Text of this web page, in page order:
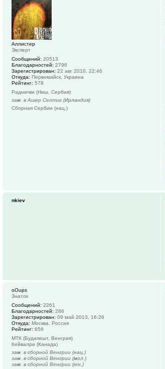
Аллистер
Эксперт
Сообщений: 20513
Благодарностей: 2796
Зарегистрирован: 22 авг 2010, 22:46
Откуда: Первомайск, Украина
Рейтинг: 578
Раднички (Ниш, Сербия)
зам. в Ашер Селтик (Ирландия)
Сборная Сербии (нац.)
nkiev
oOups
Знаток
Сообщений: 2261
Благодарностей: 286
Зарегистрирован: 09 май 2013, 16:26
Откуда: Москва, Россия
Рейтинг: 656
МТК (Будапешт, Венгрия)
Кейвалри (Канада)
зам. в сборной Венгрии (нац.)
зам. в сборной Венгрии (мол.)
зам. в сборной Венгрии (юн.)